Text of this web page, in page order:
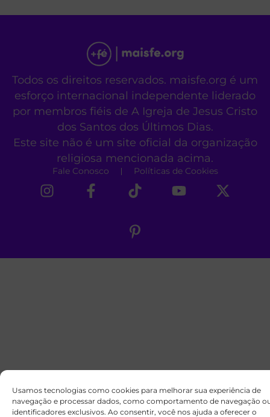
Usamos tecnologias como cookies para melhorar sua experiência de
navegação e processar dados, como comportamento de navegação
identificadores exclusivos. Ao consentir, você nos ajuda a oferecer o
Todos os direitos reservados. maisfe.org é um
esforço internacional independente liderado
por membros fiéis de A Igreja de Jesus Cristo
dos Santos dos Últimos Dias.
Este site não é um site oficial da organização
religiosa mencionada acima.
Fale Conosco Políticas de Cookies